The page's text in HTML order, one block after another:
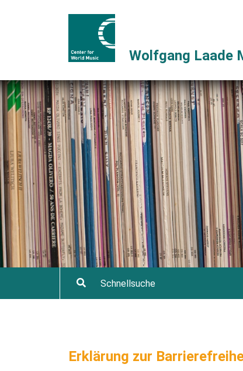
Wolfgang Laade
Erklärung zur